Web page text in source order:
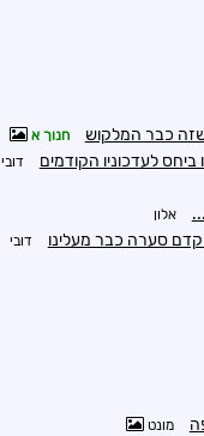
כבר המלקוש חנוך א
לעדכוניו הקודמים דובי
אלון
סערה כבר מעלינו דובי
מונט